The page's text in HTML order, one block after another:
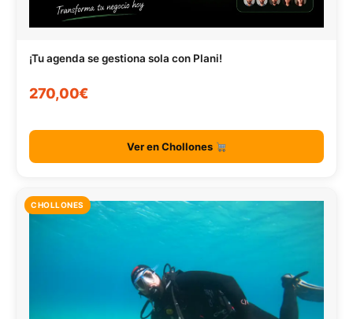
¡Tu agenda se gestiona sola con Plani!
270,00€
Ver en Chollones
CHOLLONES